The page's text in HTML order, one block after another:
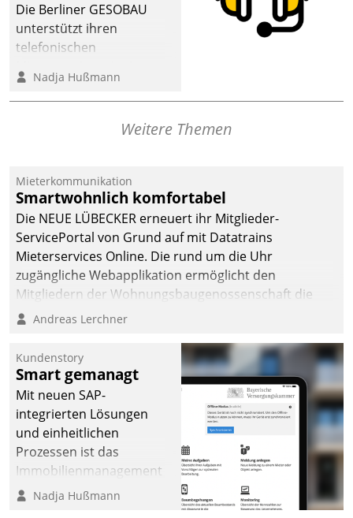
Die Berliner GESOBAU
unterstützt ihren
telefonischen
digitalen Cockpit, das
situationsbezogen
passende Fragen und
Dialogführung ermöglicht
dem externen
Serviceteam, Anrufe von
Mietenden zügiger und
effizienter zu bearbeiten.
Nadja Hußmann
Weitere Themen
Mieterkommunikation
Smartwohnlich komfortabel
Die NEUE LÜBECKER erneuert ihr Mitglieder-
ServicePortal von Grund auf mit Datatrains
Mieterservices Online. Die rund um die Uhr
zugängliche Webapplikation ermöglicht den
Mitgliedern der Wohnungs­bau­genossenschaft die
Kontaktaufnahme per Smartphone, Tablet oder PC.
Andreas Lerchner
Kundenstory
Smart gemanagt
Mit neuen SAP-
integrierten Lösungen
und einheitlichen
Prozessen ist das
Immobilienmanagement
der Bayerischen
Nadja Hußmann